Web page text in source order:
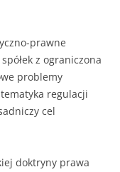
prawne
z ograniczona
problemy
regulacji
cel
doktryny prawa